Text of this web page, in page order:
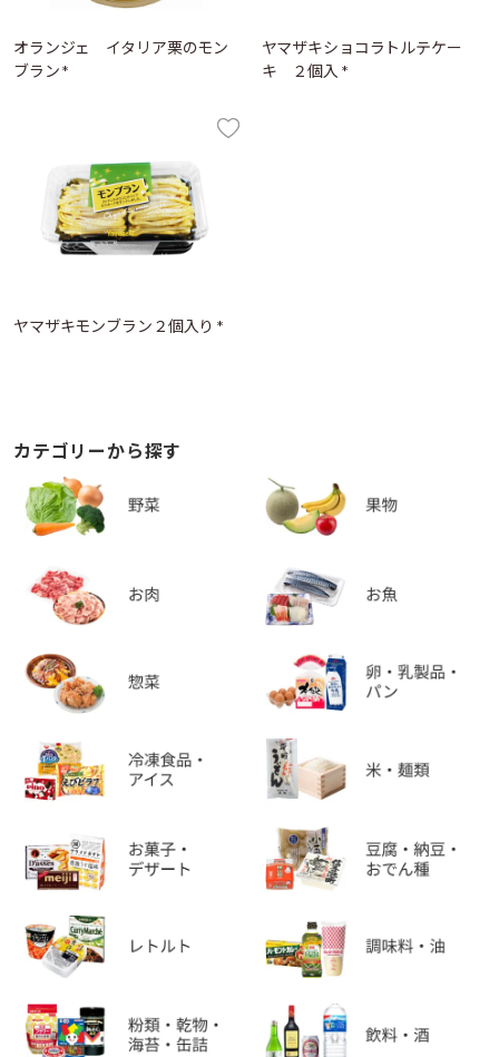
オランジェ イタリア栗のモン
ブラン *
ヤマザキショコラトルテケー
キ ２個入 *
ヤマザキモンブラン２個入り *
カテゴリーから探す